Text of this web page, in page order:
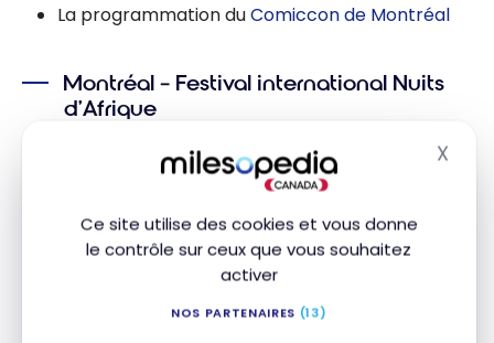
Ce site utilise des cookies et vous donne
le contrôle sur ceux que vous souhaitez
activer
NOS PARTENAIRES (13)
X
La programmation duComiccon de Montréal
Montréal – Festival international Nuits
d’Afrique
Plus de 700 artistes, d’une trentaine de pays, sont
en vedette pour cette 40e édition. La
nombreux concerts gratuits au cœur du Quartier
des spectacles.
Du 7 au 19 juillet 2026